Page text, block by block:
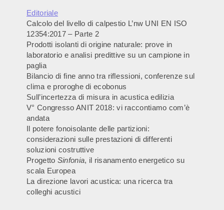
Editoriale
Calcolo del livello di calpestio L’nw UNI EN ISO
12354:2017 – Parte 2
Prodotti isolanti di origine naturale: prove in
laboratorio e analisi predittive su un campione in
paglia
Bilancio di ﬁne anno tra riﬂessioni, conferenze sul
clima e proroghe di ecobonus
Sull’incertezza di misura in acustica edilizia
V° Congresso ANIT 2018: vi raccontiamo com’è
andata
Il potere fonoisolante delle partizioni:
considerazioni sulle prestazioni di differenti
soluzioni costruttive
Progetto Sinfonia, il risanamento energetico su
scala Europea
La direzione lavori acustica: una ricerca tra
colleghi acustici